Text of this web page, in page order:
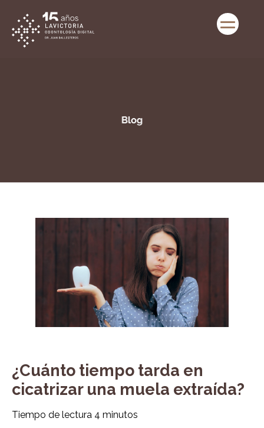
¿Cuánto tiempo tarda en
cicatrizar una muela extraída?
Tiempo de lectura 4 minutos